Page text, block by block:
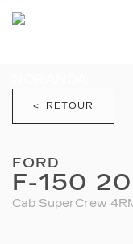
< RETOUR
FORD
F-150
Cab SuperCrew